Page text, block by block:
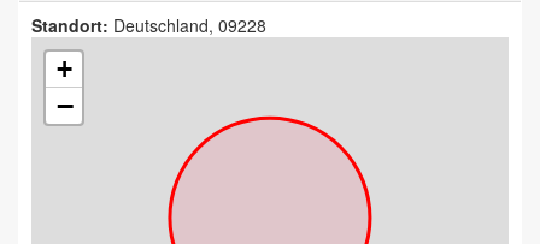
Standort: Deutschland, 09228
+
−